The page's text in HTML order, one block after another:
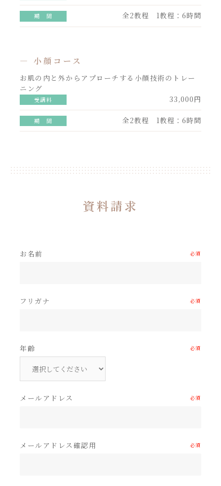
期 間 全2教程 1教程：6時間
― 小顔コース
お肌の内と外からアプローチする小顔技術のトレー
ニング
受講料 33,000円
期 間 全2教程 1教程：6時間
資料請求
必須
お名前
必須
フリガナ
必須
年齢
必須
メールアドレス
必須
メールアドレス確認用